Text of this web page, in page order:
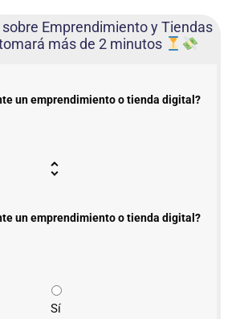
Emprendimiento y Tiendas
más de 2 minutos
un emprendimiento o tienda digital?
un emprendimiento o tienda digital?
Sí